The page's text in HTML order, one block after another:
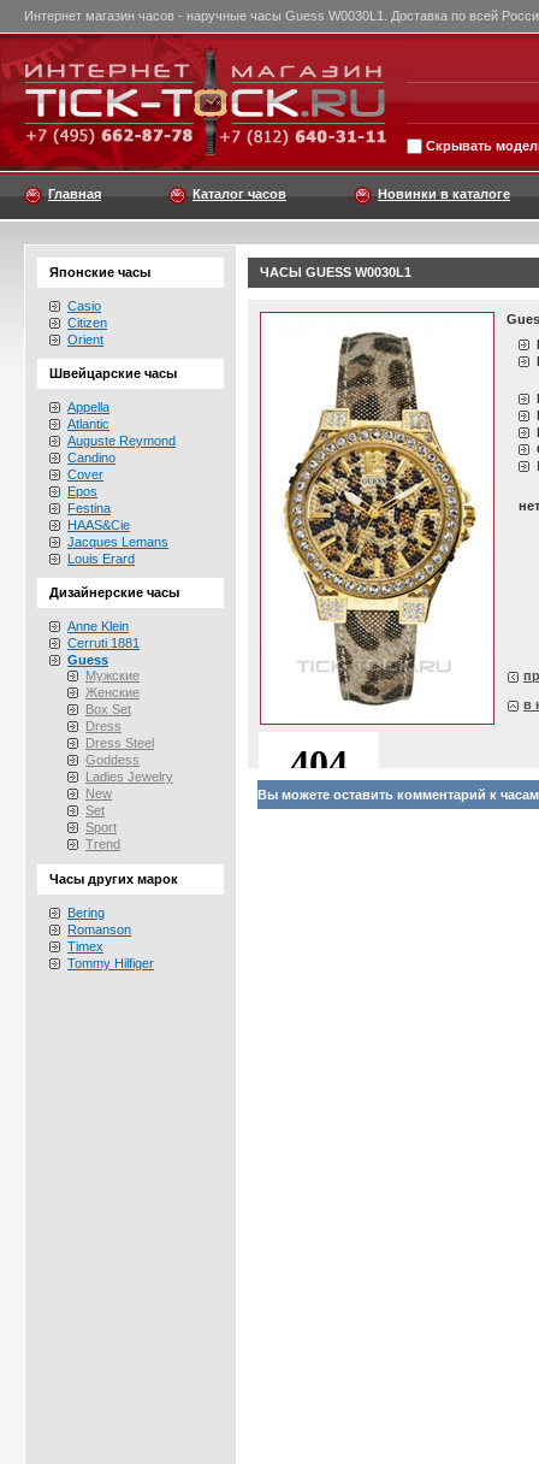
Интернет магазин часов - наручные часы Guess W0030L1. Доставка по всей
Скрывать
Главная Каталог часов Новинки в каталоге
Японские часы
Casio
Citizen
Orient
Швейцарские часы
Appella
Atlantic
Auguste Reymond
Candino
Cover
Epos
Festina
HAAS&Cie
Jacques Lemans
Louis Erard
Дизайнерские часы
Anne Klein
Cerruti 1881
Guess
Мужские
Женские
Box Set
Dress
Dress Steel
Goddess
Ladies Jewelry
New
Set
Sport
Trend
Часы других марок
Bering
Romanson
Timex
Tommy Hilfiger
ЧАСЫ GUESS W0030L1
в
Вы можете оставить комментарий к